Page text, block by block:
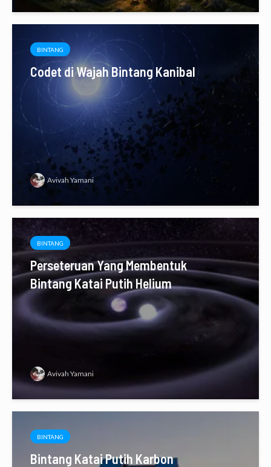
BINTANG
Codet di Wajah Bintang Kanibal
Avivah Yamani
BINTANG
Perseteruan Yang Membentuk
Bintang Katai Putih Helium
Avivah Yamani
BINTANG
Bintang Katai Putih Karbon